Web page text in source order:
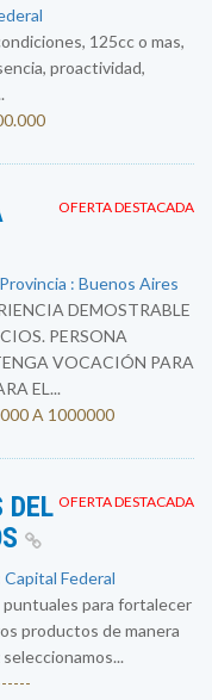
125cc o mas,
proactividad,
OFERTA DESTACADA
: Buenos Aires
DEMOSTRABLE
PERSONA
VOCACIÓN PARA
EL...
A 1000000
OFERTA DESTACADA
DEL
Federal
puntuales para fortalecer
productos de manera